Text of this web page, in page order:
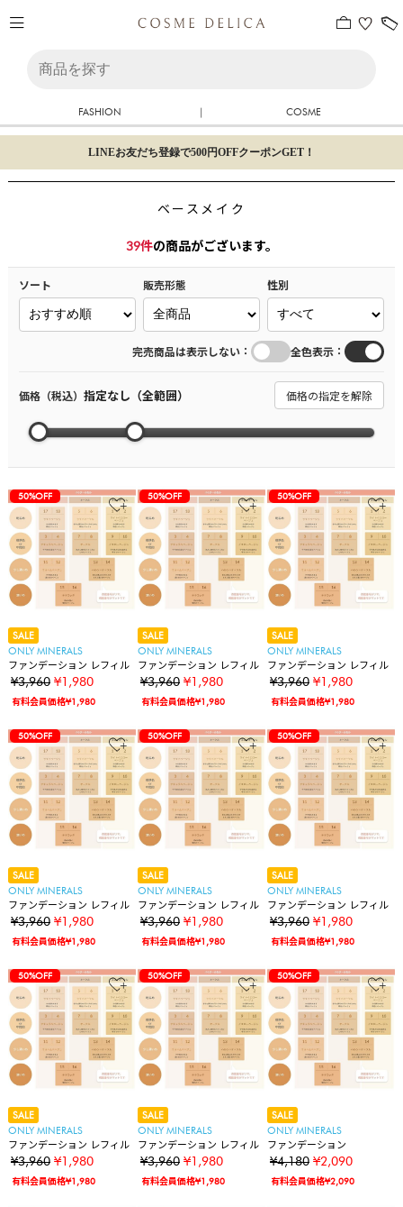
FASHION | COSME
LINEお友だち登録で500円OFFクーポンGET！
ベースメイク
39件の商品がございます。
ソート 販売形態 性別
完売商品は表示しない ： 全色表示 ：
価格（税込） 指定なし（全範囲） 価格の指定を解除
50%OFF
SALE
ONLY MINERALS
ファンデーション レフィル
¥3,960 ¥1,980
有料会員価格¥1,980
50%OFF
SALE
ONLY MINERALS
ファンデーション レフィル
¥3,960 ¥1,980
有料会員価格¥1,980
50%OFF
SALE
ONLY MINERALS
ファンデーション レフィル
¥3,960 ¥1,980
有料会員価格¥1,980
50%OFF
SALE
ONLY MINERALS
ファンデーション レフィル
¥3,960 ¥1,980
有料会員価格¥1,980
50%OFF
SALE
ONLY MINERALS
ファンデーション レフィル
¥3,960 ¥1,980
有料会員価格¥1,980
50%OFF
SALE
ONLY MINERALS
ファンデーション レフィル
¥3,960 ¥1,980
有料会員価格¥1,980
50%OFF
SALE
ONLY MINERALS
ファンデーション レフィル
¥3,960 ¥1,980
有料会員価格¥1,980
50%OFF
SALE
ONLY MINERALS
ファンデーション レフィル
¥3,960 ¥1,980
有料会員価格¥1,980
50%OFF
SALE
ONLY MINERALS
ファンデーション
¥4,180 ¥2,090
有料会員価格¥2,090